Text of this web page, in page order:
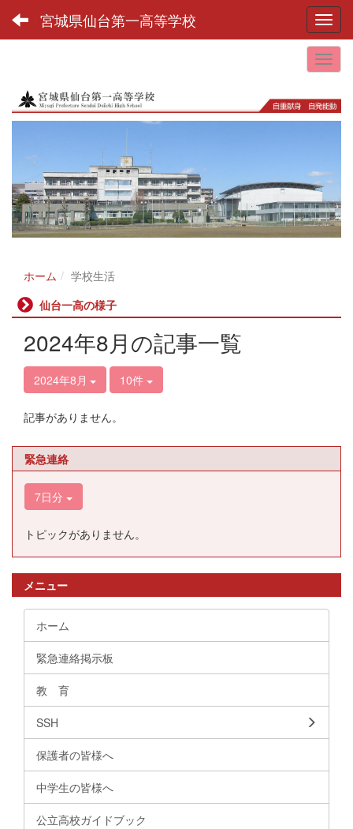
宮城県仙台第一高等学校
ホーム
学校生活
仙台一高の様子
2024年8月の記事一覧
2024年8月 10件
記事がありません。
緊急連絡
7日分
トピックがありません。
メニュー
ホーム
緊急連絡掲示板
教 育
SSH
保護者の皆様へ
中学生の皆様へ
公立高校ガイドブック